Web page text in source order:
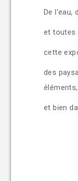
De l’eau,
et toutes
cette
des
éléments,
et bien